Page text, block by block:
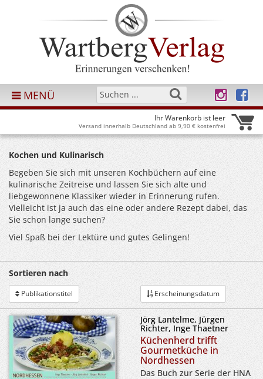
MENÜ
Ihr Warenkorb ist leer
Versand innerhalb Deutschland ab 9,90 € kostenfrei
Kochen und Kulinarisch
Begeben Sie sich mit unseren Kochbüchern auf eine
kulinarische Zeitreise und lassen Sie sich alte und
liebgewonnene Klassiker wieder in Erinnerung rufen.
Vielleicht ist ja auch das eine oder andere Rezept dabei, das
Sie schon lange suchen?
Viel Spaß bei der Lektüre und gutes Gelingen!
Sortieren nach
Publikationstitel Erscheinungsdatum
Jörg Lantelme, Jürgen
Richter, Inge Thaetner
Küchenherd trifft
Gourmetküche in
Nordhessen
Das Buch zur Serie der HNA